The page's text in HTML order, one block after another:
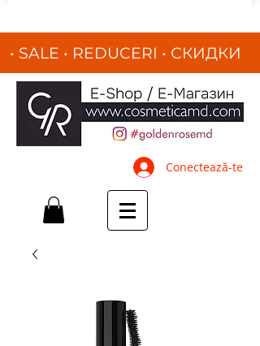
• SALE • REDUCERI • СКИДКИ
•
Conectează-te